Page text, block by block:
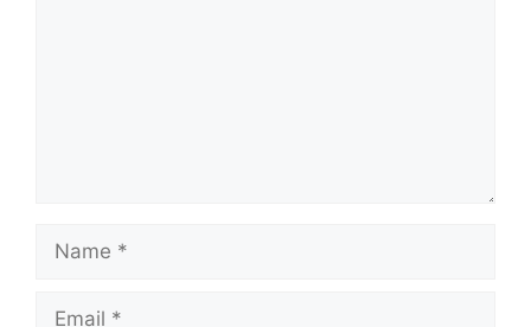
Name
Email